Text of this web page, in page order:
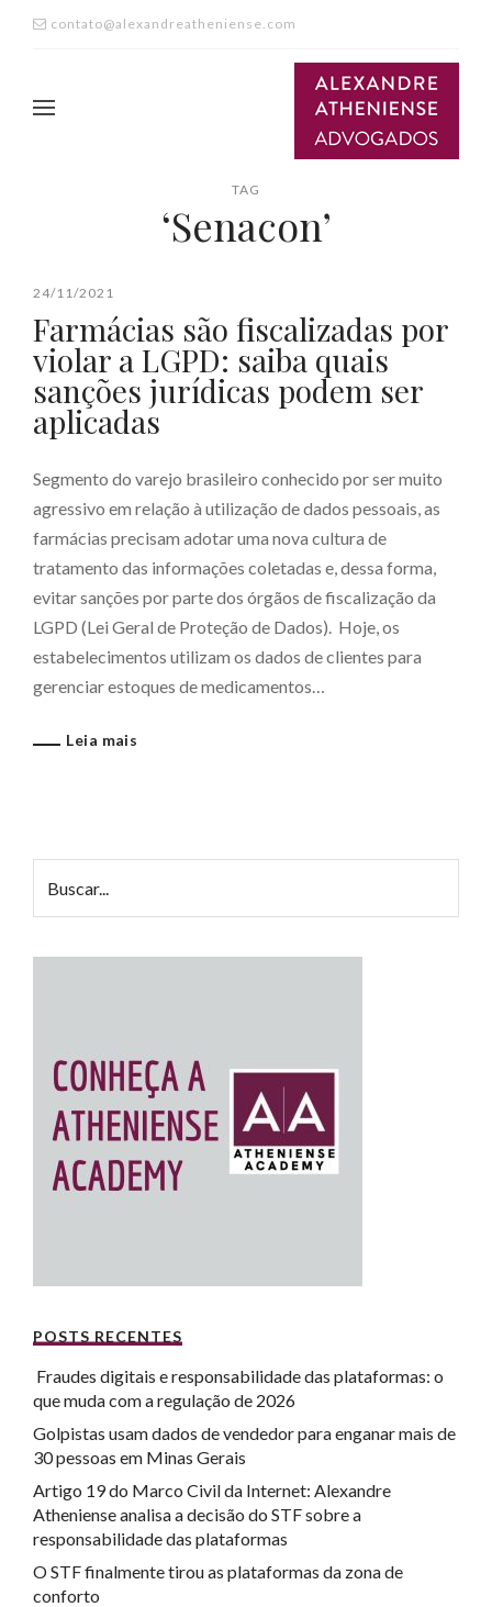
contato@alexandreatheniense.com
TAG
‘Senacon’
24/11/2021
Farmácias são fiscalizadas por
violar a LGPD: saiba quais
sanções jurídicas podem ser
aplicadas
Segmento do varejo brasileiro conhecido por ser muito
agressivo em relação à utilização de dados pessoais, as
farmácias precisam adotar uma nova cultura de
tratamento das informações coletadas e, dessa forma,
evitar sanções por parte dos órgãos de fiscalização da
LGPD (Lei Geral de Proteção de Dados). Hoje, os
estabelecimentos utilizam os dados de clientes para
gerenciar estoques de medicamentos…
Leia mais
POSTS RECENTES
Fraudes digitais e responsabilidade das plataformas: o
que muda com a regulação de 2026
Golpistas usam dados de vendedor para enganar mais de
30 pessoas em Minas Gerais
Artigo 19 do Marco Civil da Internet: Alexandre
Atheniense analisa a decisão do STF sobre a
responsabilidade das plataformas
O STF finalmente tirou as plataformas da zona de
conforto